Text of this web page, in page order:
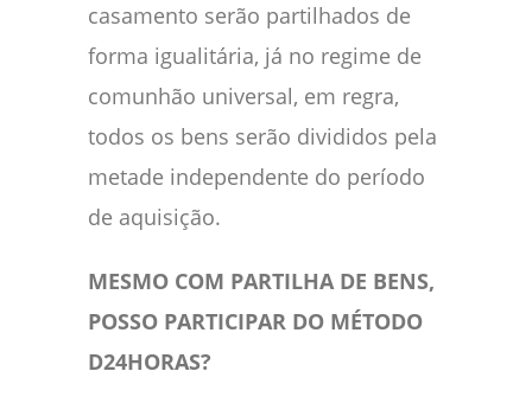
casamento serão partilhados de
forma igualitária, já no regime de
comunhão universal, em regra,
todos os bens serão divididos pela
metade independente do período
de aquisição.
MESMO COM PARTILHA DE BENS,
POSSO PARTICIPAR DO MÉTODO
D24HORAS?